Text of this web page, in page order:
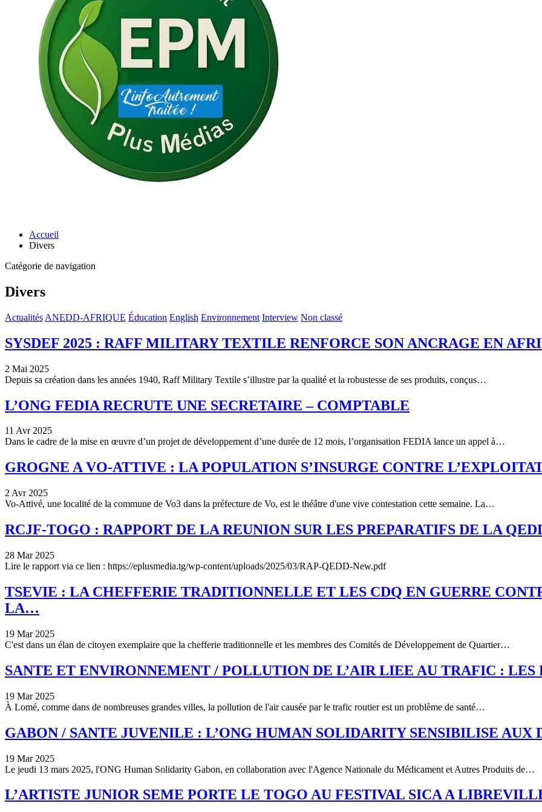
Accueil
Divers
Catégorie de navigation
Divers
Actualités ANEDD-AFRIQUE Éducation English Environnement Interview Non classé
SYSDEF 2025 : RAFF MILITARY TEXTILE RENFORCE SON ANCRAGE EN
2 Mai 2025
Depuis sa création dans les années 1940, Raff Military Textile s’illustre par la qualité et la robustesse de ses produits, conçus…
L’ONG FEDIA RECRUTE UNE SECRETAIRE – COMPTABLE
11 Avr 2025
Dans le cadre de la mise en œuvre d’un projet de développement d’une durée de 12 mois, l’organisation FEDIA lance un appel à…
GROGNE A VO-ATTIVE : LA POPULATION S’INSURGE CONTRE
2 Avr 2025
Vo-Attivé, une localité de la commune de Vo3 dans la préfecture de Vo, est le théâtre d'une vive contestation cette semaine. La…
RCJF-TOGO : RAPPORT DE LA REUNION SUR LES PREPARATIFS DE LA
28 Mar 2025
Lire le rapport via ce lien : https://eplusmedia.tg/wp-content/uploads/2025/03/RAP-QEDD-New.pdf
TSEVIE : LA CHEFFERIE TRADITIONNELLE ET LES CDQ EN GUERRE
LA…
19 Mar 2025
C'est dans un élan de citoyen exemplaire que la chefferie traditionnelle et les membres des Comités de Développement de Quartier…
SANTE ET ENVIRONNEMENT / POLLUTION DE L’AIR LIEE AU TRAFIC :
19 Mar 2025
À Lomé, comme dans de nombreuses grandes villes, la pollution de l'air causée par le trafic routier est un problème de santé…
GABON / SANTE JUVENILE : L’ONG HUMAN SOLIDARITY SENSIBILISE AUX
19 Mar 2025
Le jeudi 13 mars 2025, l'ONG Human Solidarity Gabon, en collaboration avec l'Agence Nationale du Médicament et Autres Produits de…
L’ARTISTE JUNIOR SEME PORTE LE TOGO AU FESTIVAL SICA A